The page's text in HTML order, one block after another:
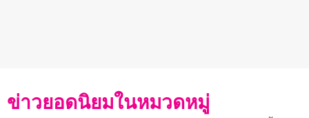
ข่าวยอดนิยมในหมวดหมู่